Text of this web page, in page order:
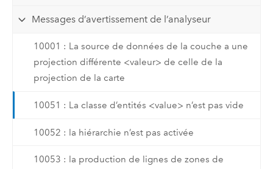
Messages d’avertissement de l’analyseur
10001 : La source de données de la couche a une
projection différente <valeur> de celle de la
projection de la carte
10051 : La classe d’entités <value> n’est pas vide
10052 : la hiérarchie n’est pas activée
10053 : la production de lignes de zones de